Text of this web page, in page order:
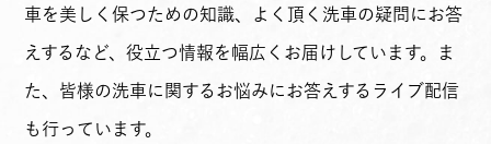
車を美しく保つための知識、よく頂く洗車の疑問にお答
えするなど、役立つ情報を幅広くお届けしています。ま
た、皆様の洗車に関するお悩みにお答えするライブ配信
も行っています。